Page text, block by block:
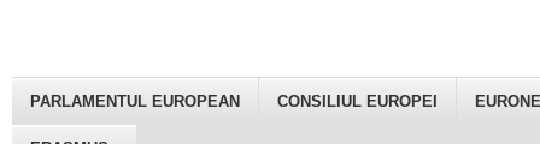
PARLAMENTUL EUROPEAN CONSILIUL EUROPEI